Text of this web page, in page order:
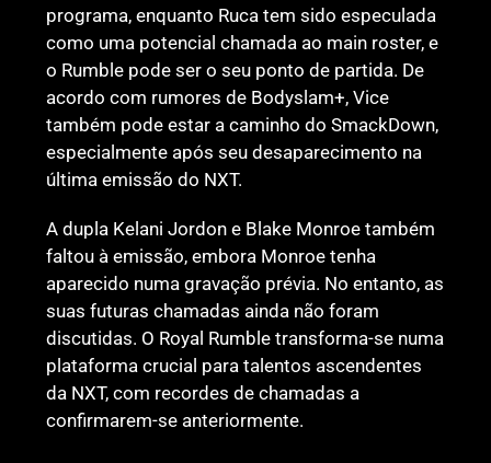
programa, enquanto Ruca tem sido especulada
como uma potencial chamada ao main roster, e
o Rumble pode ser o seu ponto de partida. De
acordo com rumores de Bodyslam+, Vice
também pode estar a caminho do SmackDown,
especialmente após seu desaparecimento na
última emissão do NXT.
A dupla Kelani Jordon e Blake Monroe também
faltou à emissão, embora Monroe tenha
aparecido numa gravação prévia. No entanto, as
suas futuras chamadas ainda não foram
discutidas. O Royal Rumble transforma-se numa
plataforma crucial para talentos ascendentes
da NXT, com recordes de chamadas a
confirmarem-se anteriormente.